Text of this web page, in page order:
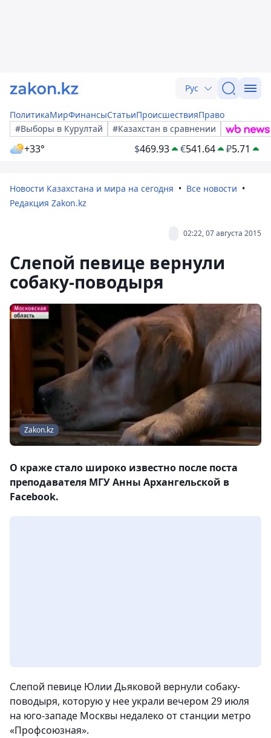
Рус
ПолитикаМирФинансыСтатьиПроисшествияПраво
#Выборы в Курултай
#Казахстан в сравнении
+33° $469.93 €541.64 ₽5.71
Новости Казахстана и мира на сегодня
Все новости
Редакция Zakon.kz
02:22, 07 августа 2015
Слепой певице вернули
собаку-поводыря
Zakon.kz
О краже стало широко известно после поста
преподавателя МГУ Анны Архангельской в
Facebook.
Слепой певице Юлии Дьяковой вернули собаку-
поводыря, которую у нее украли вечером 29 июля
на юго-западе Москвы недалеко от станции метро
«Профсоюзная».